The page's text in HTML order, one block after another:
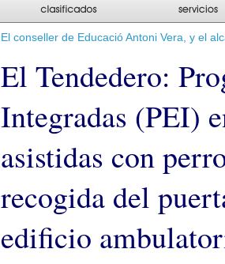
El conseller de Educació Antoni Vera, y el
El Tendedero:
Integradas (PEI)
asistidas con
recogida del
edificio